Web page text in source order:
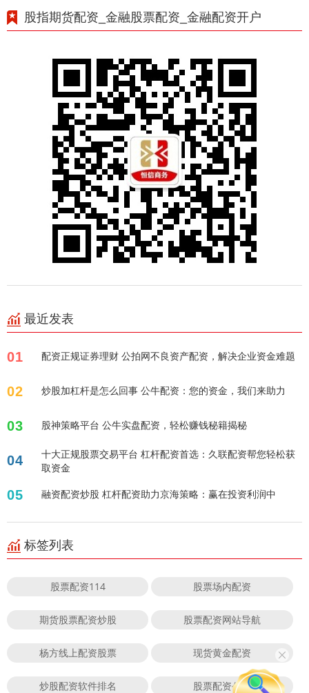
股指期货配资_金融股票配资_金融配资开户
最近发表
01 配资正规证券理财 公拍网不良资产配资，解决企业资金难题
02 炒股加杠杆是怎么回事 公牛配资：您的资金，我们来助力
03 股神策略平台 公牛实盘配资，轻松赚钱秘籍揭秘
04
十大正规股票交易平台 杠杆配资首选：久联配资帮您轻松获
取资金
05 融资配资炒股 杠杆配资助力京海策略：赢在投资利润中
标签列表
股票配资114 股票场内配资
期货股票配资炒股 股票配资网站导航
杨方线上配资股票 现货黄金配资
炒股配资软件排名 股票配资公司